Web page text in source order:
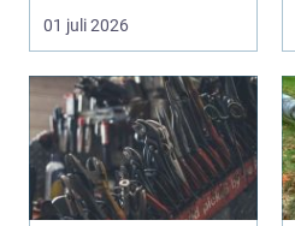
eller der ...
01 juli 2026